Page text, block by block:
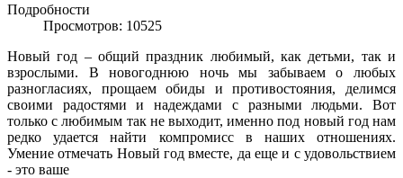
Подробности
Просмотров: 10525
Новый год – общий праздник любимый, как детьми, так и
взрослыми. В новогоднюю ночь мы забываем о любых
разногласиях, прощаем обиды и противостояния, делимся
своими радостями и надеждами с разными людьми. Вот
только с любимым так не выходит, именно под новый год нам
редко удается найти компромисс в наших отношениях.
Умение отмечать Новый год вместе, да еще и с удовольствием
- это ваше